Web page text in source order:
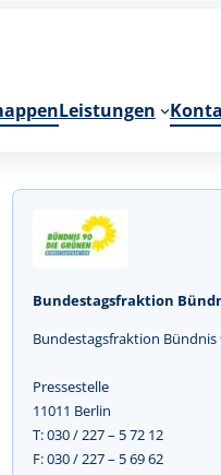
Leistungen
Bundestagsfraktion
Bundestagsfraktion Bündnis
Pressestelle
11011 Berlin
T: 030 / 227 – 5 72 12
F: 030 / 227 – 5 69 62